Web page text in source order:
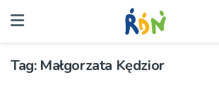
Tag: Małgorzata Kędzior